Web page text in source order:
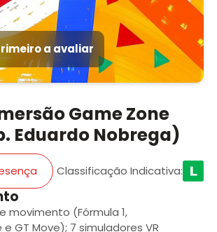
a avaliar
Game Zone
Eduardo Nobrega)
Classificação Indicativa:
movimento (Fórmula 1,
GT Move); 7 simuladores VR